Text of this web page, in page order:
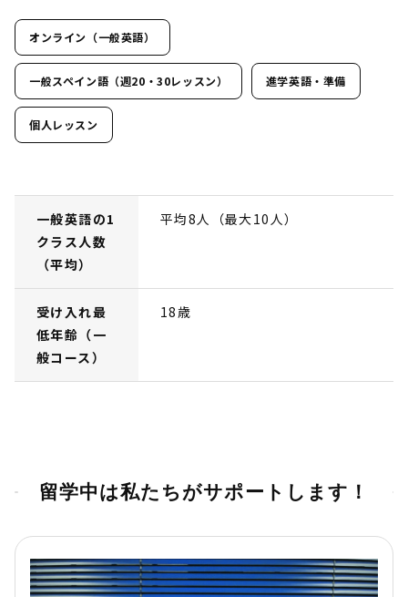
オンライン（一般英語）
一般スペイン語（週20・30レッスン） 進学英語・準備
個人レッスン
一般英語の1
クラス人数
（平均）
平均8人（最大10人）
受け入れ最
低年齢（一
般コース）
18歳
留学中は私たちがサポートします！